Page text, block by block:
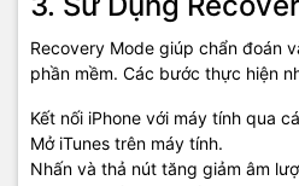
Recovery Mode giúp chẩn đoán
phần mềm. Các bước thực hiện
Kết nối iPhone với máy tính qua
Mở iTunes trên máy tính.
Nhấn và thả nút tăng giảm âm